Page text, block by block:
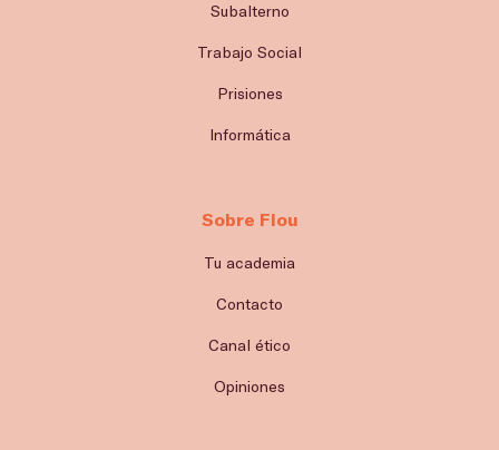
Subalterno
Trabajo Social
Prisiones
Informática
Sobre Flou
Tu academia
Contacto
Canal ético
Opiniones